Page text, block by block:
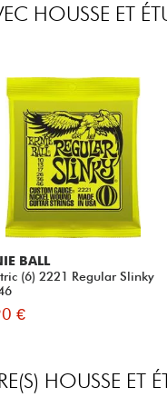
HOUSSE ET
BALL
(6) 2221 Regular Slinky
€
HOUSSE ET